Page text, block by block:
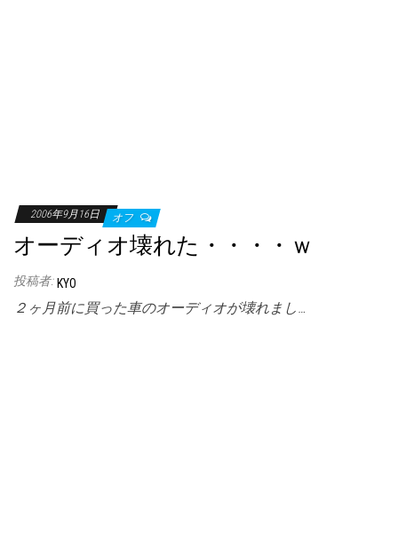
2006年9月16日 オフ
オーディオ壊れた・・・・ｗ
投稿者: KYO
２ヶ月前に買った車のオーディオが壊れまし…